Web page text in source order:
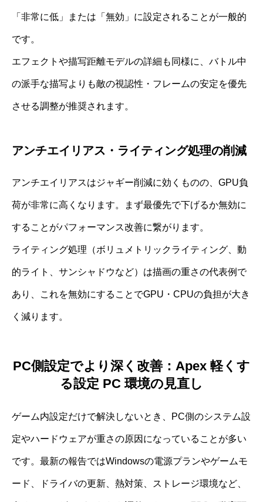
「非常に低」または「無効」に設定されることが一般的
です。
エフェクトや描写距離モデルの詳細も同様に、バトル中
の派手な描写よりも敵の視認性・フレームの安定を優先
させる調整が推奨されます。
アンチエイリアス・ライティング処理の削減
アンチエイリアスはジャギー削減に効くものの、GPU負
荷が非常に高くなります。まず最優先で下げるか無効に
することがパフォーマンス改善に繋がります。
ライティング処理（ボリュメトリックライティング、動
的ライト、サンシャドウなど）は描画の重さの代表例で
あり、これを無効にすることでGPU・CPUの負担が大き
く減ります。
PC側設定でより深く改善：Apex 軽くす
る設定 PC 環境の見直し
ゲーム内設定だけで解決しないとき、PC側のシステム設
定やハードウェアが重さの原因になっていることが多い
です。最新の報告ではWindowsの電源プランやゲームモ
ード、ドライバの更新、熱対策、ストレージ環境など、